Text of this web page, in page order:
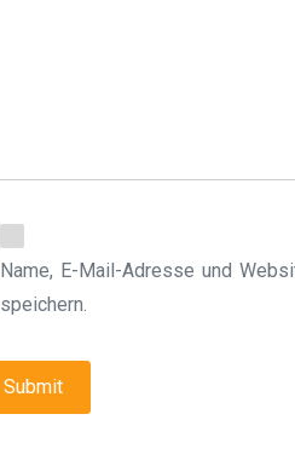
Name, E-Mail-Adresse und
speichern.